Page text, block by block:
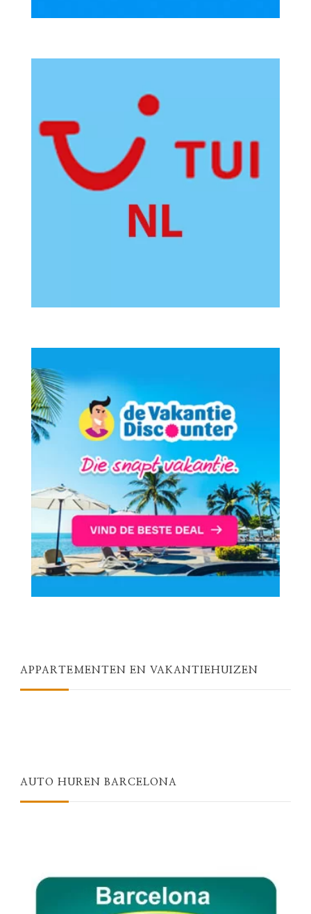
APPARTEMENTEN EN VAKANTIEHUIZEN
AUTO HUREN BARCELONA